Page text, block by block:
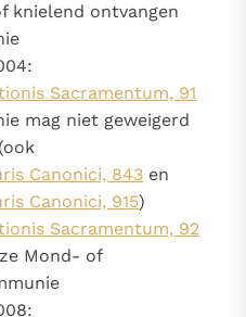
knielend ontvangen
Sacramentum, 91
mag niet geweigerd
Canonici, 843 en
Canonici, 915)
Sacramentum, 92
Mond- of